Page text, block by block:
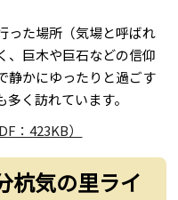
った場所（気場と呼ばれ
、巨木や巨石などの信仰
静かにゆったりと過ごす
く訪れています。
：423KB）
杭気の里ライ